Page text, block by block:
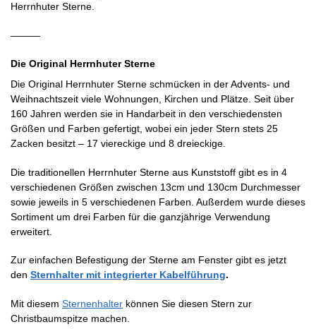
Herrnhuter Sterne.
———
Die Original Herrnhuter Sterne
Die Original Herrnhuter Sterne schmücken in der Advents- und
Weihnachtszeit viele Wohnungen, Kirchen und Plätze. Seit über
160 Jahren werden sie in Handarbeit in den verschiedensten
Größen und Farben gefertigt, wobei ein jeder Stern stets 25
Zacken besitzt – 17 viereckige und 8 dreieckige.
Die traditionellen Herrnhuter Sterne aus Kunststoff gibt es in 4
verschiedenen Größen zwischen 13cm und 130cm Durchmesser
sowie jeweils in 5 verschiedenen Farben. Außerdem wurde dieses
Sortiment um drei Farben für die ganzjährige Verwendung
erweitert.
Zur einfachen Befestigung der Sterne am Fenster gibt es jetzt
den Sternhalter mit integrierter Kabelführung.
Mit diesem Sternenhalter können Sie diesen Stern zur
Christbaumspitze machen.